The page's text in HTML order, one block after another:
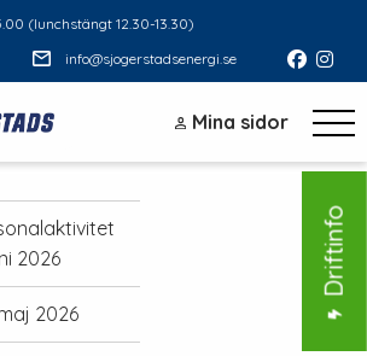
Driftinfo
(lunchstängt 12.30-13.30)
info@sjogerstadsenergi.se
Mina sidor
19
2026
2026